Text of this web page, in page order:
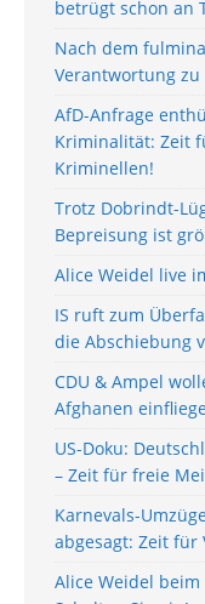
betrügt schon an
Nach dem
Verantwortung
AfD-Anfrage
Kriminalität: Zeit
Kriminellen!
Trotz Dobrindt-
Bepreisung ist
Alice Weidel live
IS ruft zum
die Abschiebung
CDU & Ampel
Afghanen
US-Doku:
– Zeit für freie
Karnevals-
abgesagt: Zeit für
Alice Weidel